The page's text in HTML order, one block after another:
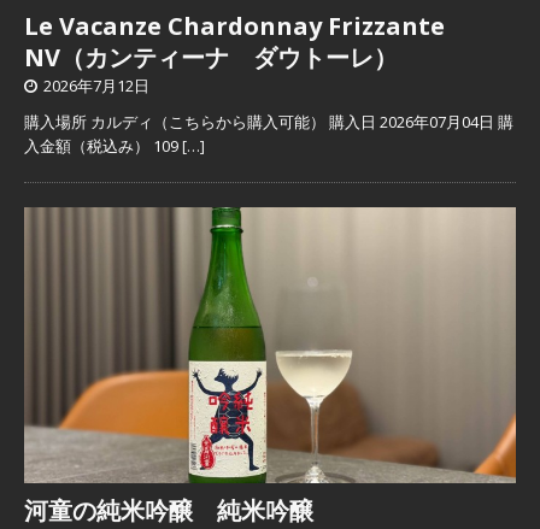
Le Vacanze Chardonnay Frizzante
NV（カンティーナ ダウトーレ）
2026年7月12日
購入場所 カルディ（こちらから購入可能） 購入日 2026年07月04日 購
入金額（税込み） 109[…]
河童の純米吟醸 純米吟醸